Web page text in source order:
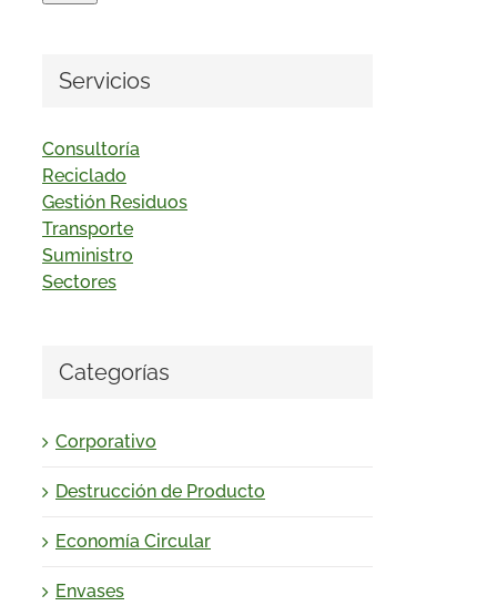
Servicios
Consultoría
Reciclado
Gestión Residuos
Transporte
Suministro
Sectores
Categorías
Corporativo
Destrucción de Producto
Economía Circular
Envases